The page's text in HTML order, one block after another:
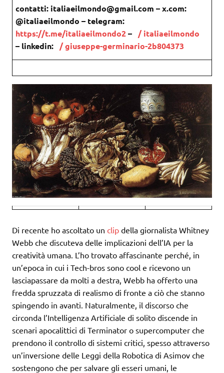
contatti: italiaeilmondo@gmail.com – x.com:
@italiaeilmondo – telegram:
https://t.me/italiaeilmondo2– / italiaeilmondo
– linkedin: / giuseppe-germinario-2b804373
Di recente ho ascoltato un clip della giornalista Whitney
Webb che discuteva delle implicazioni dell’IA per la
creatività umana. L’ho trovato affascinante perché, in
un’epoca in cui i Tech-bros sono cool e ricevono un
lasciapassare da molti a destra, Webb ha offerto una
fredda spruzzata di realismo di fronte a ciò che stanno
spingendo in avanti. Naturalmente, il discorso che
circonda l’Intelligenza Artificiale di solito discende in
scenari apocalittici di Terminator o supercomputer che
prendono il controllo di sistemi critici, spesso attraverso
un’inversione delle Leggi della Robotica di Asimov che
sostengono che per salvare gli esseri umani, le